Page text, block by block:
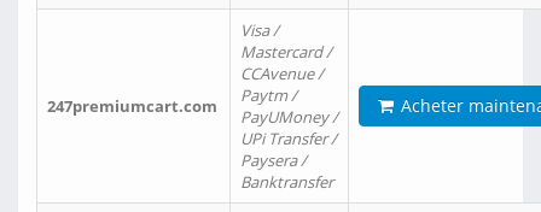
247premiumcart.com
Visa /
Mastercard /
CCAvenue /
Paytm /
PayUMoney /
UPi Transfer /
Paysera /
Banktransfer
Acheter